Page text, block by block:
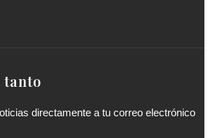
tanto
directamente a tu correo electrónico